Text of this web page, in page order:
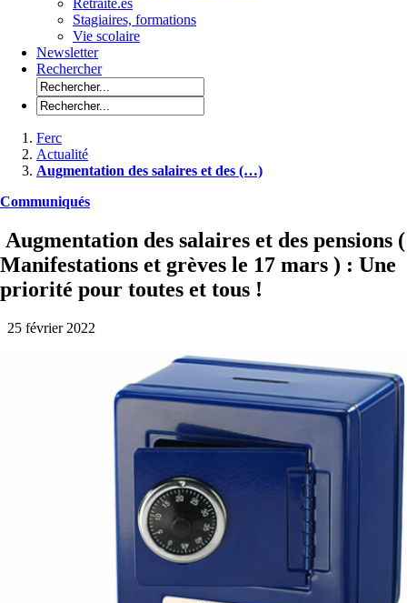
Stagiaires, formations
Vie scolaire
Newsletter
Rechercher
Ferc
Actualité
Augmentation des salaires et des (…)
Communiqués
Augmentation des salaires et des pensions (
Manifestations et grèves le 17 mars ) : Une
priorité pour toutes et tous !
25 février 2022